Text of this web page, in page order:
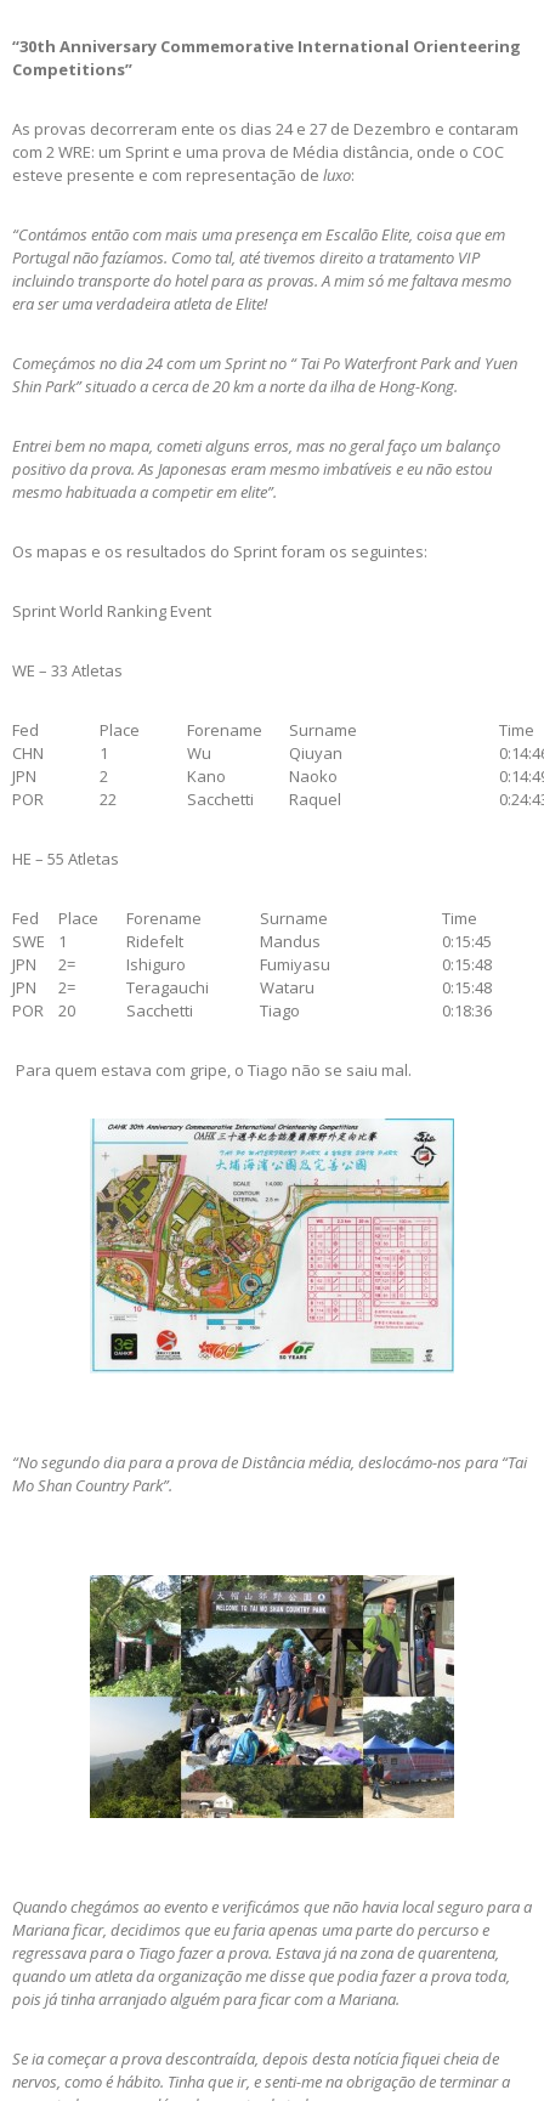
“30th Anniversary Commemorative International Orienteering
Competitions”
As provas decorreram ente os dias 24 e 27 de Dezembro e contaram
com 2 WRE: um Sprint e uma prova de Média distância, onde o COC
esteve presente e com representação de luxo:
“Contámos então com mais uma presença em Escalão Elite, coisa que em
Portugal não fazíamos. Como tal, até tivemos direito a tratamento VIP
incluindo transporte do hotel para as provas. A mim só me faltava mesmo
era ser uma verdadeira atleta de Elite!
Começámos no dia 24 com um Sprint no “ Tai Po Waterfront Park and Yuen
Shin Park” situado a cerca de 20 km a norte da ilha de Hong-Kong.
Entrei bem no mapa, cometi alguns erros, mas no geral faço um balanço
positivo da prova. As Japonesas eram mesmo imbatíveis e eu não estou
mesmo habituada a competir em elite”.
Os mapas e os resultados do Sprint foram os seguintes:
Sprint World Ranking Event
WE – 33 Atletas
Fed Place Forename Surname
Time
CHN
1 Wu Qiuyan
JPN
2 Kano Naoko
POR
22 Sacchetti Raquel
HE – 55 Atletas
Fed Place Forename Surname
Time
SWE
1 Ridefelt Mandus
0:15:45
JPN
2= Ishiguro Fumiyasu
0:15:48
JPN
2= Teragauchi Wataru
0:15:48
POR
20 Sacchetti Tiago 0:18:36
Para quem estava com gripe, o Tiago não se saiu mal.
“No segundo dia para a prova de Distância média, deslocámo-nos para “Tai
Mo Shan Country Park”.
Quando chegámos ao evento e verificámos que não havia local seguro para a
Mariana ficar, decidimos que eu faria apenas uma parte do percurso e
regressava para o Tiago fazer a prova. Estava já na zona de quarentena,
quando um atleta da organização me disse que podia fazer a prova toda,
pois já tinha arranjado alguém para ficar com a Mariana.
Se ia começar a prova descontraída, depois desta notícia fiquei cheia de
nervos, como é hábito. Tinha que ir, e senti-me na obrigação de terminar a